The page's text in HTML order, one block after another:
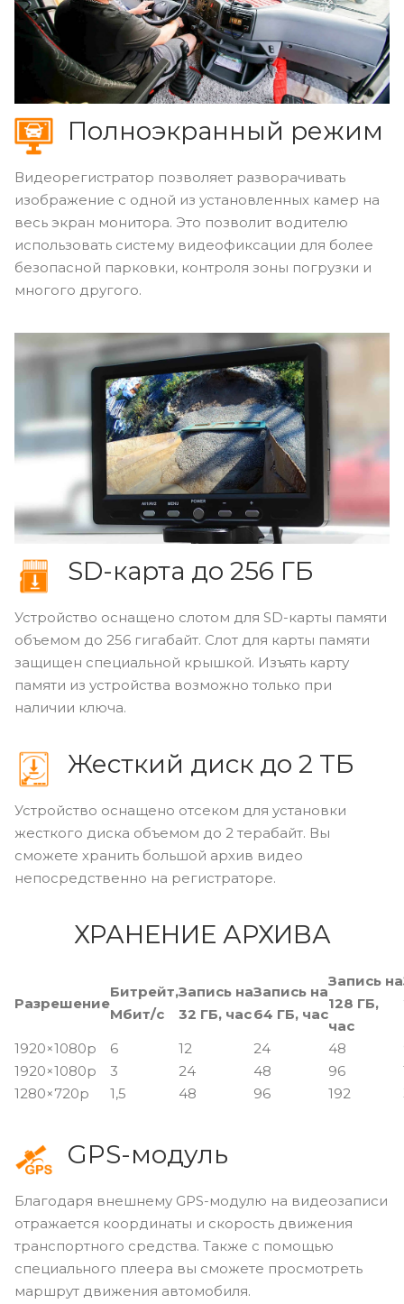
Полноэкранный режим
Видеорегистратор позволяет разворачивать
изображение с одной из установленных камер на
весь экран монитора. Это позволит водителю
использовать систему видеофиксации для более
безопасной парковки, контроля зоны погрузки и
многого другого.
SD-карта до 256 ГБ
Устройство оснащено слотом для SD-карты памяти
объемом до 256 гигабайт. Слот для карты памяти
защищен специальной крышкой. Изъять карту
памяти из устройства возможно только при
наличии ключа.
Жесткий диск до 2 ТБ
Устройство оснащено отсеком для установки
жесткого диска объемом до 2 терабайт. Вы
сможете хранить большой архив видео
непосредственно на регистраторе.
ХРАНЕНИЕ АРХИВА
Разрешение
Битрейт,
Мбит/с
Запись на
32 ГБ, час
Запись на
64 ГБ, час
Запись на
128 ГБ,
час
1920×1080p
6 12 24 48
1920×1080p
3 24 48 96
1280×720p
1,5 48 96 192
GPS-модуль
Благодаря внешнему GPS-модулю на видеозаписи
отражается координаты и скорость движения
транспортного средства. Также с помощью
специального плеера вы сможете просмотреть
маршрут движения автомобиля.